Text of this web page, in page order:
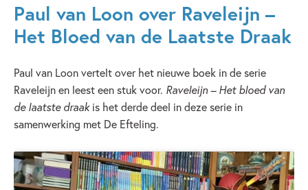
Paul van Loon over Raveleijn –
Het Bloed van de Laatste Draak
Paul van Loon vertelt over het nieuwe boek in de serie
Raveleijn en leest een stuk voor. Raveleijn – Het bloed van
de laatste draakis het derde deel in deze serie in
samenwerking met De Efteling.